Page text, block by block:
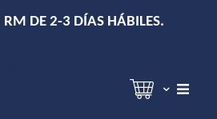
RM DE 2-3 DÍAS HÁBILES.